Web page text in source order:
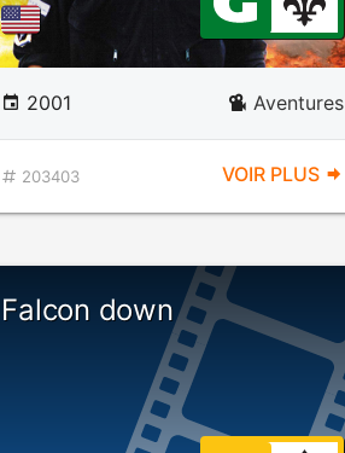
2001 Aventures
203403 VOIR PLUS
Falcon down